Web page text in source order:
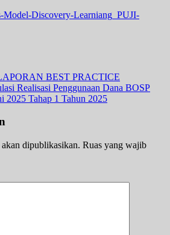
Discovery-Learniang_PUJI-
BEST PRACTICE
Realisasi Penggunaan Dana BOSP
2025 Tahap 1 Tahun 2025
dipublikasikan. Ruas yang wajib